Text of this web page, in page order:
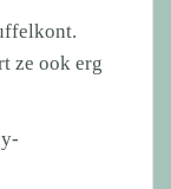
ze ook erg